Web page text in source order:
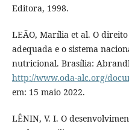
Editora, 1998.
LEÃO, Marília et al. O
adequada e o sistema
nutricional. Brasília:
http://www.oda-alc.org/
em: 15 maio 2022.
LÊNIN, V. I. O